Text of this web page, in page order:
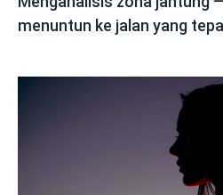
menuntun ke jalan yang